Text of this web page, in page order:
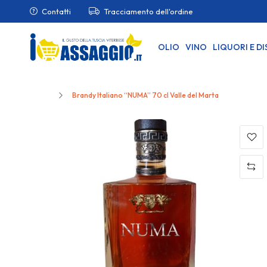
Contatti Tracciamento dell'ordine
OLIO VINO LIQUORI E
Brandy Italiano “NUMA” 70 cl Valle del Marta